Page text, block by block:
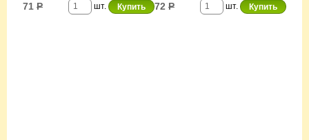
шт.
71 Р шт.
72 Р